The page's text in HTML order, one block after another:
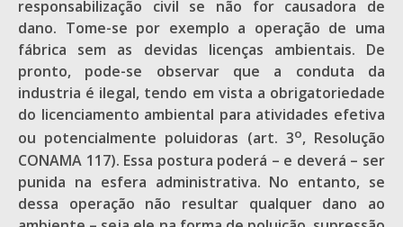
responsabilização civil se não for causadora de
dano. Tome-se por exemplo a operação de uma
fábrica sem as devidas licenças ambientais. De
pronto, pode-se observar que a conduta da
industria é ilegal, tendo em vista a obrigatoriedade
do licenciamento ambiental para atividades efetiva
ou potencialmente poluidoras (art. 3o, Resolução
CONAMA 117). Essa postura poderá – e deverá – ser
punida na esfera administrativa. No entanto, se
dessa operação não resultar qualquer dano ao